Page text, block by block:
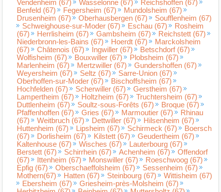
Vendenheim (67)
Wasselonne (67)
Reichshoffen (67)
Benfeld (67)
Fegersheim (67)
Mundolsheim (67)
Drusenheim (67)
Oberhausbergen (67)
Soufflenheim (67)
Schweighouse-sur-Moder (67)
Eschau (67)
Rosheim
(67)
Herrlisheim (67) Gambsheim (67)
Reichstett (67)
Niederbronn-les-Bains (67)
Hoerdt (67)
Marckolsheim
(67)
Châtenois (67) Ingwiller (67)
Betschdorf (67)
Wolfisheim (67)
Bouxwiller (67)
Plobsheim (67)
Marlenheim (67)
Mertzwiller (67)
Gundershoffen (67)
Weyersheim (67)
Seltz (67)
Sarre-Union (67)
Oberhoffen-sur-Moder (67)
Bischoffsheim (67)
Hochfelden (67)
Scherwiller (67)
Gerstheim (67)
Lampertheim (67)
Holtzheim (67)
Truchtersheim (67)
Duttlenheim (67)
Soultz-sous-Forêts (67)
Broque (67)
Pfaffenhoffen (67)
Gries (67) Marmoutier (67)
Rhinau
(67)
Weitbruch (67) Dettwiller (67)
Hilsenheim (67)
Huttenheim (67)
Lipsheim (67) Schirmeck (67)
Boersch
(67)
Dorlisheim (67) Kilstett (67)
Geudertheim (67)
Kaltenhouse (67)
Wisches (67)
Lauterbourg (67)
Berstett (67)
Schirrhein (67) Achenheim (67)
Offendorf
(67)
Ittenheim (67) Monswiller (67)
Roeschwoog (67)
Epfig (67)
Oberschaeffolsheim (67)
Sessenheim (67)
Mothern(67)
Hatten (67) Steinbourg (67)
Wittisheim (67)
Ebersheim (67)
Griesheim-près-Molsheim (67)